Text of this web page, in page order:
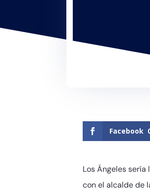
Facebook
Los Ángeles
con el alcalde de